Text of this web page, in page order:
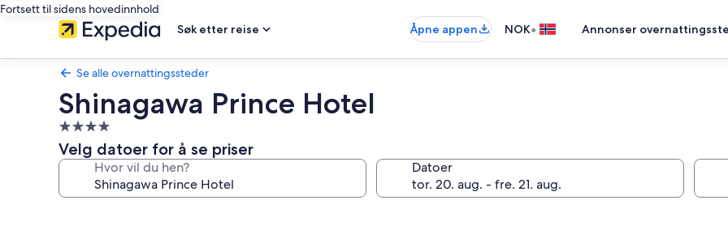
Fortsett til sidens hovedinnhold
Søk etter reise
Åpne appen NOK• Annonser
Se alle overnattingssteder
Shinagawa Prince Hotel
Overnattingssted
med
4.0
stjerner
Velg datoer for å se priser
Hvor vil du hen? Datoer